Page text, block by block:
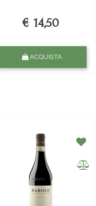
€ 14,50
ACQUISTA